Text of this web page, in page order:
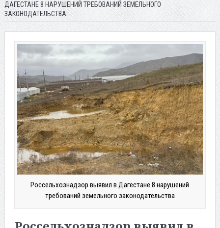
ДАГЕСТАНЕ 8 НАРУШЕНИЙ ТРЕБОВАНИЙ ЗЕМЕЛЬНОГО
ЗАКОНОДАТЕЛЬСТВА
Россельхознадзор выявил в Дагестане 8 нарушений
требований земельного законодательства